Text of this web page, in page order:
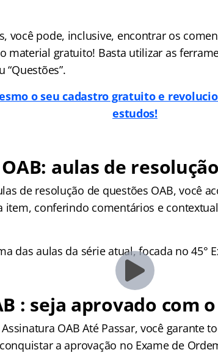
você pode, inclusive, encontrar os
material gratuito! Basta utilizar as
“Questões”.
o seu cadastro gratuito e
estudos!
aulas de
de resolução de questões OAB, você
item, conferindo comentários e
das aulas da série atual, focada no 45°
: seja aprovado com
OAB Até Passar, você garante
a aprovação no Exame de